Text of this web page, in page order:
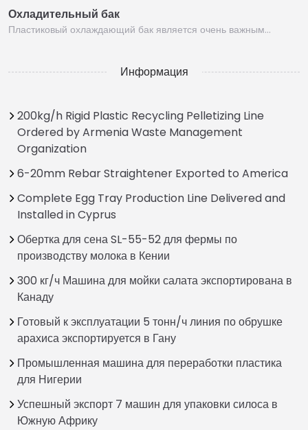
Охладительный бак
Пластиковый охлаждающий бак является очень важным…
Информация
200kg/h Rigid Plastic Recycling Pelletizing Line
Ordered by Armenia Waste Management
Organization
6-20mm Rebar Straightener Exported to America
Complete Egg Tray Production Line Delivered and
Installed in Cyprus
Обертка для сена SL-55-52 для фермы по
производству молока в Кении
300 кг/ч Машина для мойки салата экспортирована в
Канаду
Готовый к эксплуатации 5 тонн/ч линия по обрушке
арахиса экспортируется в Гану
Промышленная машина для переработки пластика
для Нигерии
Успешный экспорт 7 машин для упаковки силоса в
Южную Африку